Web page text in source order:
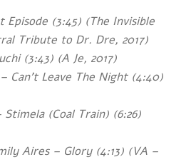
Episode (3:45) (The Invisible
Tribute to Dr. Dre, 2017)
(3:43) (A Je, 2017)
Can’t Leave The Night (4:40)
Stimela (Coal Train) (6:26)
Aires – Glory (4:13) (VA –